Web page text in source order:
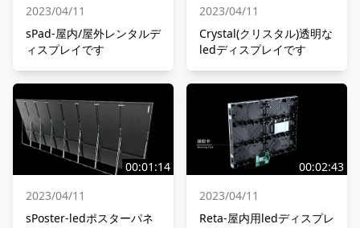
2023/04/11
sPad-屋内/屋外レンタルデ
ィスプレイです
2023/04/11
Crystal(クリスタル)透明な
ledディスプレイです
00:01:14
2023/04/11
sPoster-ledポスターパネ
00:02:43
2023/04/11
Reta-屋内用ledディスプレ